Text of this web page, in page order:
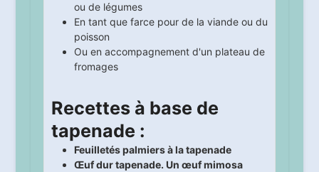
ou de légumes
En tant que farce pour de la viande ou du
poisson
Ou en accompagnement d'un plateau de
fromages
Recettes à base de
tapenade :
Feuilletés palmiers à la tapenade
Œuf dur tapenade. Un œuf mimosa